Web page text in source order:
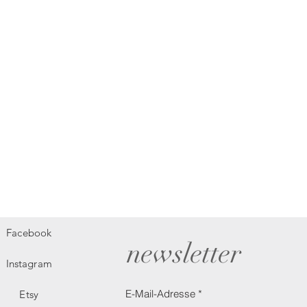
Facebook
Instagram
Etsy
newsletter
E-Mail-Adresse